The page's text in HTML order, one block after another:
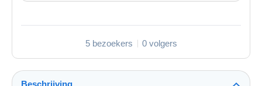
5 bezoekers 0 volgers